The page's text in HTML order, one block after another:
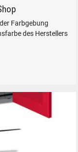
Farbgebung
des Herstellers